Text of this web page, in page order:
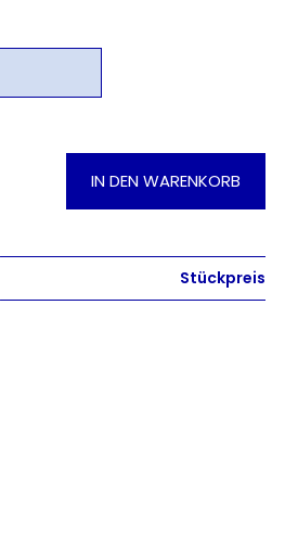
Gib den
IN DEN WARENKORB
Stückpreis